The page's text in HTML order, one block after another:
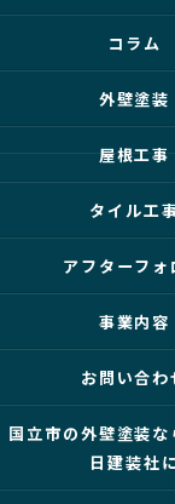
コラム
外壁塗装
屋根工事
タイル工
アフターフォ
事業内容
お問い合わ
国立市の外壁塗装
日建装社